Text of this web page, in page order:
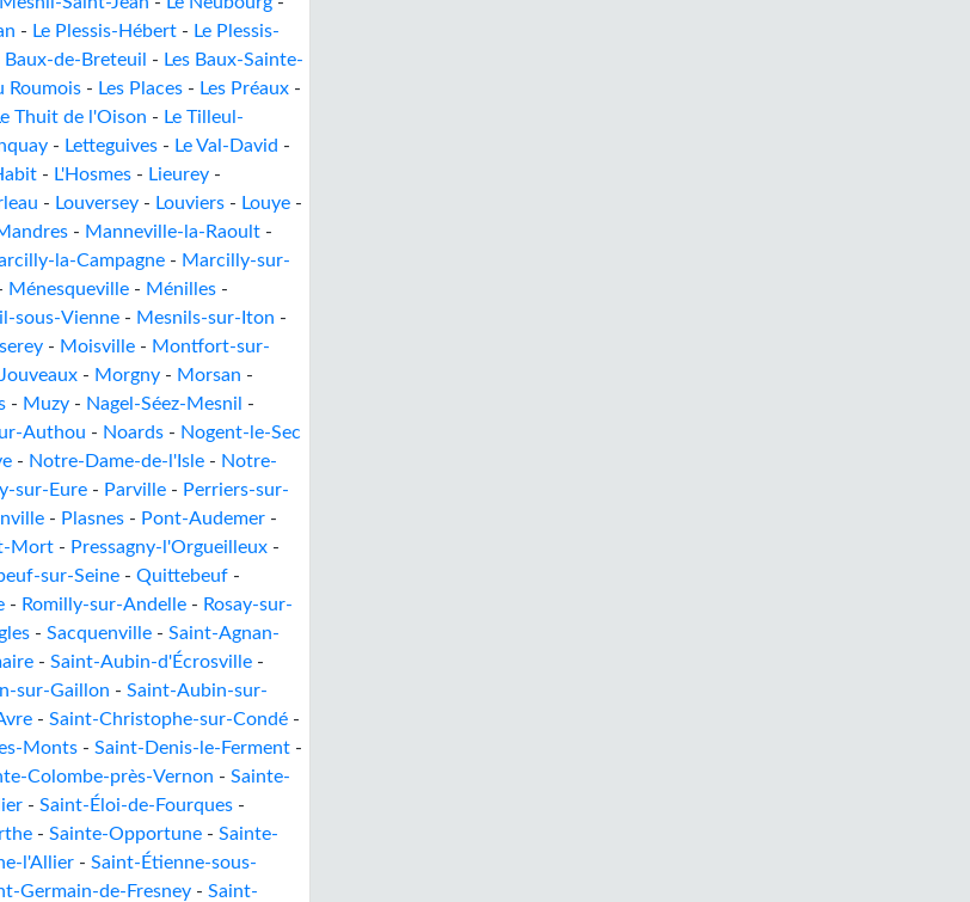
- Le Plessis-Hébert - Le Plessis-
Baux-de-Breteuil - Les Baux-Sainte-
Roumois - Les Places - Les Préaux -
Thuit de l'Oison - Le Tilleul-
- Letteguives - Le Val-David -
- L'Hosmes - Lieurey -
- Louversey - Louviers - Louye -
- Manneville-la-Raoult -
la-Campagne - Marcilly-sur-
Ménesqueville - Ménilles -
sous-Vienne - Mesnils-sur-Iton -
- Moisville - Montfort-sur-
- Morgny - Morsan -
- Muzy - Nagel-Séez-Mesnil
-
Authou - Noards - Nogent-le-Sec
- Notre-Dame-de-l'Isle - Notre-
sur-Eure - Parville - Perriers-sur-
- Plasnes - Pont-Audemer -
Mort - Pressagny-l'Orgueilleux -
sur-Seine - Quittebeuf -
- Romilly-sur-Andelle - Rosay-sur-
- Sacquenville - Saint-Agnan-
- Saint-Aubin-d'Écrosville -
sur-Gaillon - Saint-Aubin-sur-
- Saint-Christophe-sur-Condé -
Monts - Saint-Denis-le-Ferment -
Colombe-près-Vernon - Sainte-
- Saint-Éloi-de-Fourques -
- Sainte-Opportune - Sainte-
l'Allier - Saint-Étienne-sous-
Germain-de-Fresney - Saint-